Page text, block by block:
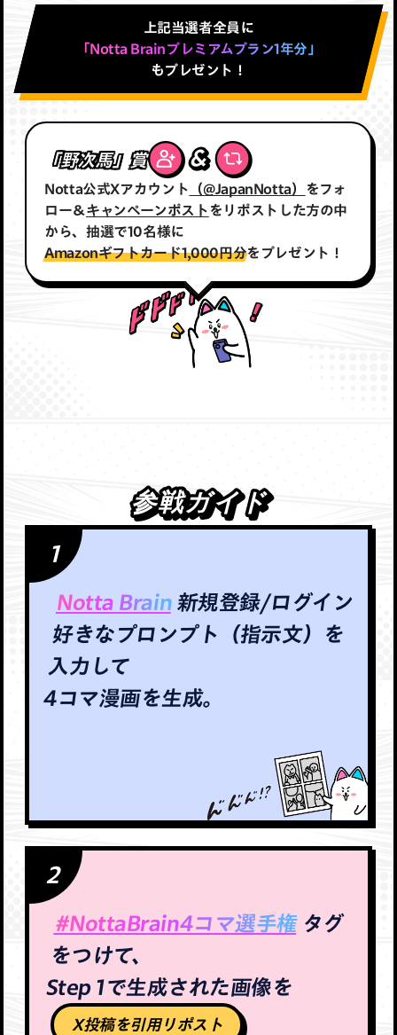
上記当選者全員に
「Notta Brainプレミアムプラン1年分」
もプレゼント！
「野次馬」賞
Notta公式Xアカウント （@JapanNotta）
をフォ
ロー＆キャンペーンポスト をリポストした方の中
から、抽選で10名様に
Amazonギフトカード1,000円分をプレゼント！
参戦ガイド
参戦ガイド
1
Notta Brain新規登録/ログイン
好きなプロンプト（指示文）を
入力して
4コマ漫画を生成。
2
#NottaBrain4コマ選手権タグ
をつけて、
Step 1で生成された画像を
X投稿を引用リポスト